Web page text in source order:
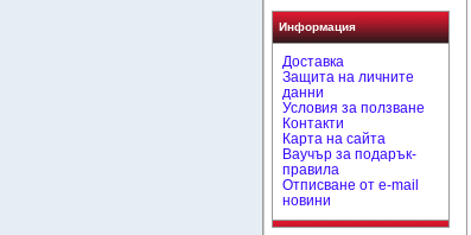
Информация
Доставка
Защита на личните
данни
Условия за ползване
Контакти
Карта на сайта
Ваучър за подарък-
правила
Отписване от e-mail
новини